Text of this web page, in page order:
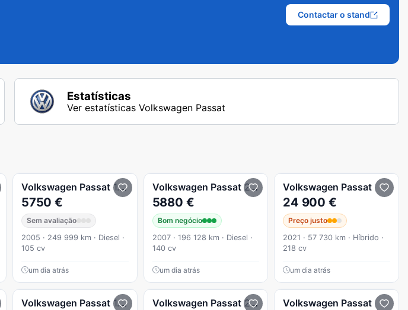
Contactar o stand
Estatísticas
Ver estatísticas Volkswagen Passat
Volkswagen Passat 1.9 Tdi Comfortline
5750 €
Sem avaliação
2005 · 249 999 km · Diesel ·
105 cv
um dia atrás
Volkswagen Passat 2.0 TDI Confortline
5880 €
Bom negócio
2007 · 196 128 km · Diesel ·
140 cv
um dia atrás
Volkswagen Passat
24 900 €
Preço justo
2021 · 57 730 km · Híbrido ·
218 cv
um dia atrás
Volkswagen Passat 1.4 TSI GTE Plug-in Volkswagen Passat 2.0 TDI Highline DSG 4Motion Volkswagen Passat